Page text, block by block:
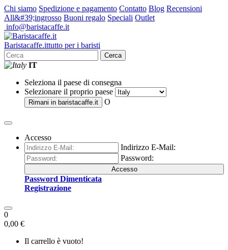
Chi siamo Spedizione e pagamento Contatto Blog Recensioni
All&#39;ingrosso Buoni regalo Speciali Outlet
info@baristacaffe.it
Baristacaffe.ittutto per i baristi
Cerca
IT
Seleziona il paese di consegna
Selezionare il proprio paese
Rimani in baristacaffe.it O
Accesso
Indirizzo E-Mail:
Password:
Accesso
Password Dimenticata
Registrazione
0
0,00 €
Il carrello è vuoto!